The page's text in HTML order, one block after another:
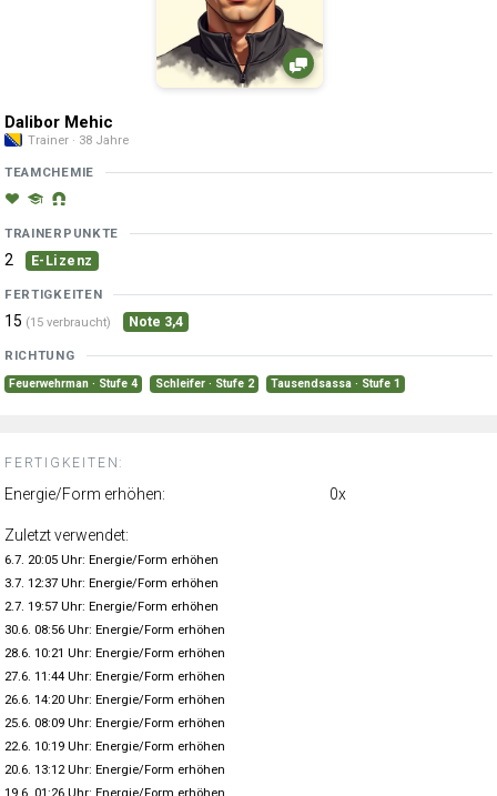
Dalibor Mehic
Trainer · 38 Jahre
TEAMCHEMIE
TRAINERPUNKTE
2 E-Lizenz
FERTIGKEITEN
15 (15 verbraucht) Note 3,4
RICHTUNG
Feuerwehrman · Stufe 4 Schleifer · Stufe 2 Tausendsassa · Stufe 1
FERTIGKEITEN:
Energie/Form erhöhen: 0x
Zuletzt verwendet:
6.7. 20:05 Uhr: Energie/Form erhöhen
3.7. 12:37 Uhr: Energie/Form erhöhen
2.7. 19:57 Uhr: Energie/Form erhöhen
30.6. 08:56 Uhr: Energie/Form erhöhen
28.6. 10:21 Uhr: Energie/Form erhöhen
27.6. 11:44 Uhr: Energie/Form erhöhen
26.6. 14:20 Uhr: Energie/Form erhöhen
25.6. 08:09 Uhr: Energie/Form erhöhen
22.6. 10:19 Uhr: Energie/Form erhöhen
20.6. 13:12 Uhr: Energie/Form erhöhen
19.6. 01:26 Uhr: Energie/Form erhöhen